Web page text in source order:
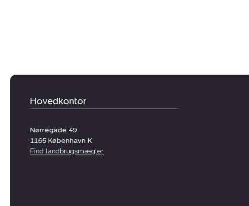
Hovedkontor
Nørregade 49
1165 København K
Find landbrugsmægler